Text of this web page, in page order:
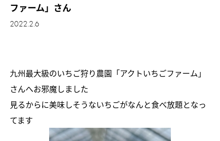
ファーム」さん
2022.2.6
九州最大級のいちご狩り農園「アクトいちごファーム」
さんへお邪魔しました
見るからに美味しそうないちごがなんと食べ放題となっ
てます